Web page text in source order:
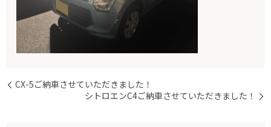
CX-5ご納車させていただきました！
シトロエンC4ご納車させていただきました！